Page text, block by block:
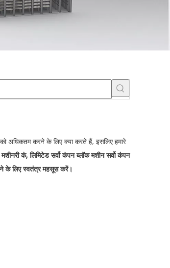
अधिकतम करने के लिए क्या करते हैं, इसलिए हमारे
कं, लिमिटेड सर्वो कंपन ब्लॉक मशीन सर्वो कंपन
के लिए स्वतंत्र महसूस करें।